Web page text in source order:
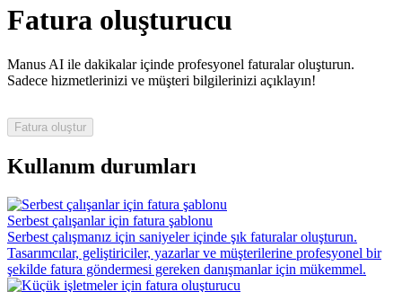
Fatura oluşturucu
Manus AI ile dakikalar içinde profesyonel faturalar oluşturun.
Sadece hizmetlerinizi ve müşteri bilgilerinizi açıklayın!
Fatura oluştur
Kullanım durumları
Serbest çalışanlar için fatura şablonu
Serbest çalışmanız için saniyeler içinde şık faturalar oluşturun.
Tasarımcılar, geliştiriciler, yazarlar ve müşterilerine profesyonel bir
şekilde fatura göndermesi gereken danışmanlar için mükemmel.